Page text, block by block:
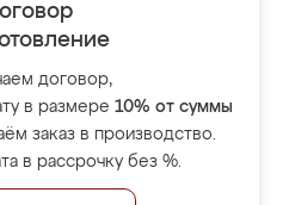
договор,
в размере 10% от суммы
заказ в производство.
в рассрочку без %.